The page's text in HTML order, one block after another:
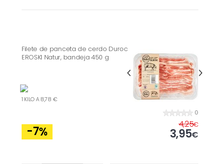
Filete de panceta de cerdo Duroc
EROSKI Natur, bandeja 450 g
0
1 KILO A 8,78 €
-7%
4,25€
3,95€